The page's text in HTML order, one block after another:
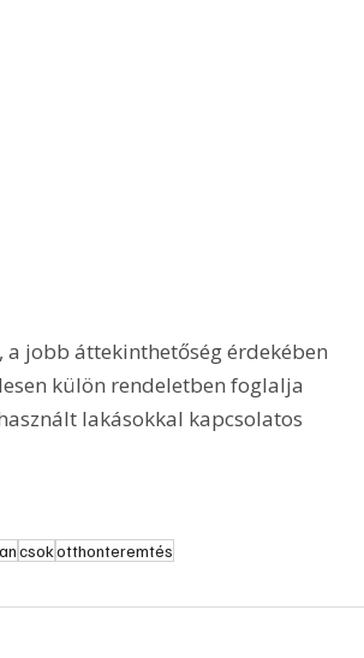
a jobb áttekinthetőség érdekében
külön rendeletben foglalja
lakásokkal kapcsolatos
csokotthonteremtés